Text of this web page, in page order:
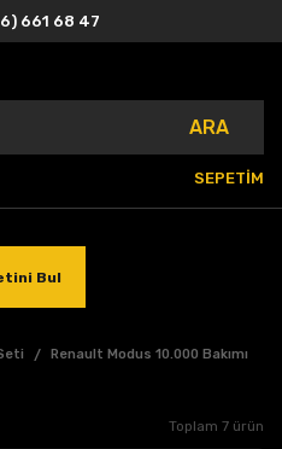
661 68 47
ARA
SEPETİM
Bul
Renault Modus 10.000 Bakımı
Toplam 7 ürün